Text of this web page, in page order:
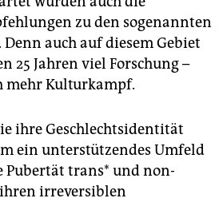
zu den sogenannten
auch auf diesem Gebiet
25 Jahren viel Forschung –
mehr Kulturkampf.
ihre Geschlechts­identität
ein unterstützendes Umfeld
Pubertät trans* und non-
irreversiblen